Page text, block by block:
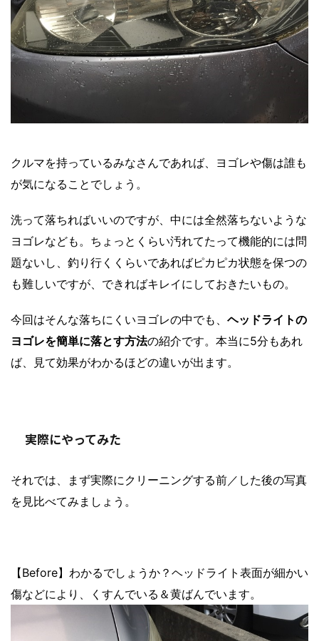
クルマを持っているみなさんであれば、ヨゴレや傷は誰も
が気になることでしょう。
洗って落ちればいいのですが、中には全然落ちないような
ヨゴレなども。ちょっとくらい汚れてたって機能的には問
題ないし、釣り行くくらいであればピカピカ状態を保つの
も難しいですが、できればキレイにしておきたいもの。
今回はそんな落ちにくいヨゴレの中でも、 ヘッドライトの
ヨゴレを簡単に落とす方法の紹介です。本当に5分もあれ
ば、見て効果がわかるほどの違いが出ます。
実際にやってみた
それでは、まず実際にクリーニングする前／した後の写真
を見比べてみましょう。
【Before】わかるでしょうか？ヘッドライト表面が細かい
傷などにより、くすんでいる＆黄ばんでいます。